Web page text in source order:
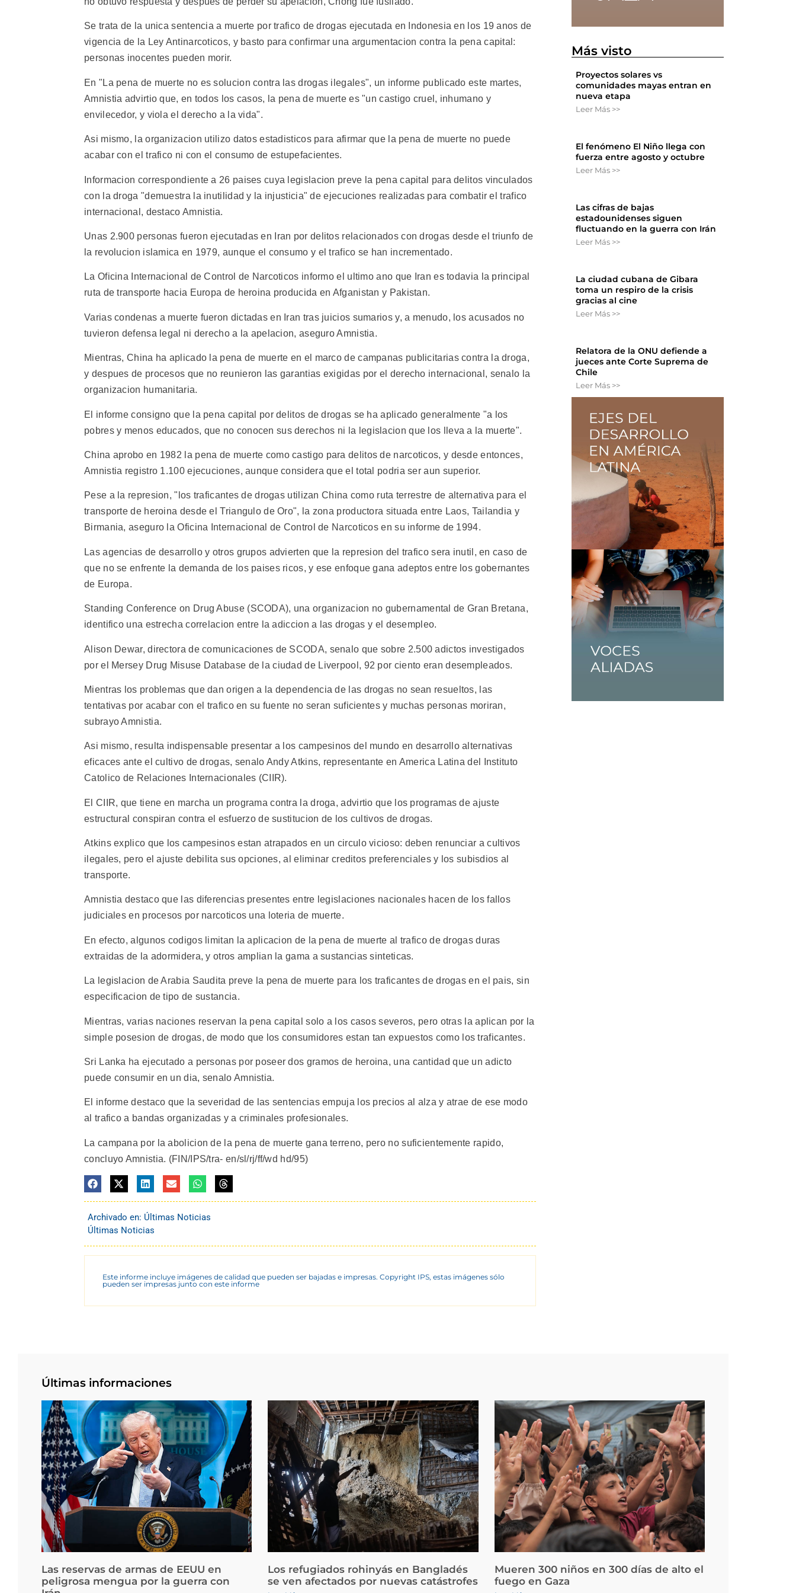
Se trata de la unica sentencia a muerte por trafico de drogas ejecutada en Indonesia en los 19 anos de
vigencia de la Ley Antinarcoticos, y basto para confirmar una argumentacion contra la pena capital:
personas inocentes pueden morir.
En "La pena de muerte no es solucion contra las drogas ilegales", un informe publicado este martes,
Amnistia advirtio que, en todos los casos, la pena de muerte es "un castigo cruel, inhumano y
envilecedor, y viola el derecho a la vida".
Asi mismo, la organizacion utilizo datos estadisticos para afirmar que la pena de muerte no puede
acabar con el trafico ni con el consumo de estupefacientes.
Informacion correspondiente a 26 paises cuya legislacion preve la pena capital para delitos vinculados
con la droga "demuestra la inutilidad y la injusticia" de ejecuciones realizadas para combatir el trafico
internacional, destaco Amnistia.
Unas 2.900 personas fueron ejecutadas en Iran por delitos relacionados con drogas desde el triunfo de
la revolucion islamica en 1979, aunque el consumo y el trafico se han incrementado.
La Oficina Internacional de Control de Narcoticos informo el ultimo ano que Iran es todavia la principal
ruta de transporte hacia Europa de heroina producida en Afganistan y Pakistan.
Varias condenas a muerte fueron dictadas en Iran tras juicios sumarios y, a menudo, los acusados no
tuvieron defensa legal ni derecho a la apelacion, aseguro Amnistia.
Mientras, China ha aplicado la pena de muerte en el marco de campanas publicitarias contra la droga,
y despues de procesos que no reunieron las garantias exigidas por el derecho internacional, senalo la
organizacion humanitaria.
El informe consigno que la pena capital por delitos de drogas se ha aplicado generalmente "a los
pobres y menos educados, que no conocen sus derechos ni la legislacion que los lleva a la muerte".
China aprobo en 1982 la pena de muerte como castigo para delitos de narcoticos, y desde entonces,
Amnistia registro 1.100 ejecuciones, aunque considera que el total podria ser aun superior.
Pese a la represion, "los traficantes de drogas utilizan China como ruta terrestre de alternativa para el
transporte de heroina desde el Triangulo de Oro", la zona productora situada entre Laos, Tailandia y
Birmania, aseguro la Oficina Internacional de Control de Narcoticos en su informe de 1994.
Las agencias de desarrollo y otros grupos advierten que la represion del trafico sera inutil, en caso de
que no se enfrente la demanda de los paises ricos, y ese enfoque gana adeptos entre los gobernantes
de Europa.
Standing Conference on Drug Abuse (SCODA), una organizacion no gubernamental de Gran Bretana,
identifico una estrecha correlacion entre la adiccion a las drogas y el desempleo.
Alison Dewar, directora de comunicaciones de SCODA, senalo que sobre 2.500 adictos investigados
por el Mersey Drug Misuse Database de la ciudad de Liverpool, 92 por ciento eran desempleados.
Mientras los problemas que dan origen a la dependencia de las drogas no sean resueltos, las
tentativas por acabar con el trafico en su fuente no seran suficientes y muchas personas moriran,
subrayo Amnistia.
Asi mismo, resulta indispensable presentar a los campesinos del mundo en desarrollo alternativas
eficaces ante el cultivo de drogas, senalo Andy Atkins, representante en America Latina del Instituto
Catolico de Relaciones Internacionales (CIIR).
El CIIR, que tiene en marcha un programa contra la droga, advirtio que los programas de ajuste
estructural conspiran contra el esfuerzo de sustitucion de los cultivos de drogas.
Atkins explico que los campesinos estan atrapados en un circulo vicioso: deben renunciar a cultivos
ilegales, pero el ajuste debilita sus opciones, al eliminar creditos preferenciales y los subisdios al
transporte.
Amnistia destaco que las diferencias presentes entre legislaciones nacionales hacen de los fallos
judiciales en procesos por narcoticos una loteria de muerte.
En efecto, algunos codigos limitan la aplicacion de la pena de muerte al trafico de drogas duras
extraidas de la adormidera, y otros amplian la gama a sustancias sinteticas.
La legislacion de Arabia Saudita preve la pena de muerte para los traficantes de drogas en el pais, sin
especificacion de tipo de sustancia.
Mientras, varias naciones reservan la pena capital solo a los casos severos, pero otras la aplican por la
simple posesion de drogas, de modo que los consumidores estan tan expuestos como los traficantes.
Sri Lanka ha ejecutado a personas por poseer dos gramos de heroina, una cantidad que un adicto
puede consumir en un dia, senalo Amnistia.
El informe destaco que la severidad de las sentencias empuja los precios al alza y atrae de ese modo
al trafico a bandas organizadas y a criminales profesionales.
La campana por la abolicion de la pena de muerte gana terreno, pero no suficientemente rapido,
concluyo Amnistia. (FIN/IPS/tra- en/sl/rj/ff/wd hd/95)
Archivado en: Últimas Noticias
Últimas Noticias
Este informe incluye imágenes de calidad que pueden ser bajadas e impresas. Copyright IPS, estas imágenes sólo
pueden ser impresas junto con este informe
Más visto
Proyectos solares vs
comunidades mayas entran en
nueva etapa
Leer Más >>
El fenómeno El Niño llega con
fuerza entre agosto y octubre
Leer Más >>
Las cifras de bajas
estadounidenses siguen
fluctuando en la guerra con Irán
Leer Más >>
La ciudad cubana de Gibara
toma un respiro de la crisis
gracias al cine
Leer Más >>
Relatora de la ONU defiende a
jueces ante Corte Suprema de
Chile
Leer Más >>
Últimas informaciones
Las reservas de armas de EEUU en
peligrosa mengua por la guerra con
Los refugiados rohinyás en Bangladés
se ven afectados por nuevas catástrofes
Mueren 300 niños en 300 días de alto el
fuego en Gaza